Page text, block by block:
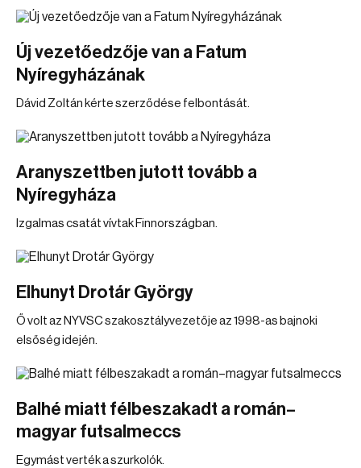
Új vezetőedzője van a Fatum
Nyíregyházának
Dávid Zoltán kérte szerződése felbontását.
Aranyszettben jutott tovább a
Nyíregyháza
Izgalmas csatát vívtak Finnországban.
Elhunyt Drotár György
Ő volt az NYVSC szakosztályvezetője az 1998-as bajnoki
elsőség idején.
Balhé miatt félbeszakadt a román–
magyar futsalmeccs
Egymást verték a szurkolók.